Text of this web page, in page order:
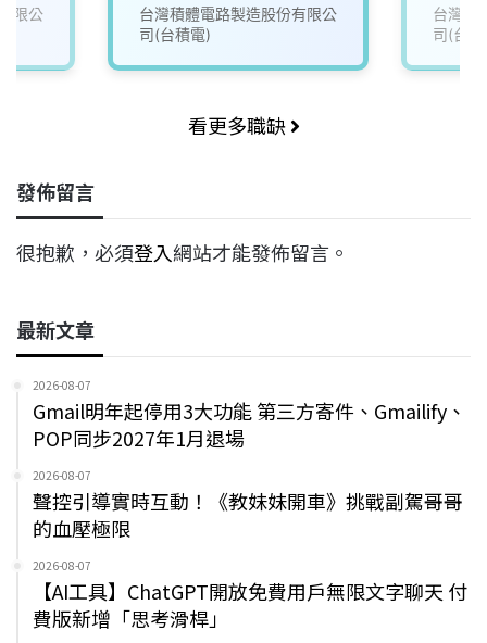
限公
(FAC)
台灣積體電路製造股份有限公
司(台積電)
(PE)
台灣積
司(台
看更多職缺
發佈留言
很抱歉，必須登入網站才能發佈留言。
最新文章
2026-08-07
Gmail明年起停用3大功能 第三方寄件、Gmailify、
POP同步2027年1月退場
2026-08-07
聲控引導實時互動！《教妹妹開車》挑戰副駕哥哥
的血壓極限
2026-08-07
【AI工具】ChatGPT開放免費用戶無限文字聊天 付
費版新增「思考滑桿」